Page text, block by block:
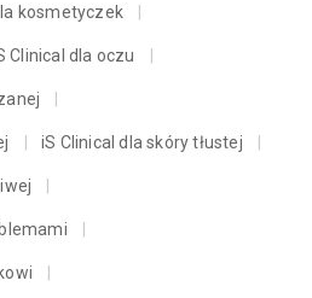
kosmetyczek
Clinical dla oczu
iS Clinical dla skóry tłustej